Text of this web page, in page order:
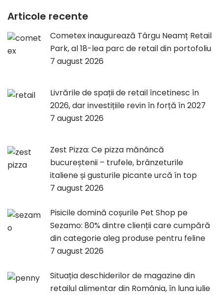
Articole recente
Cometex inaugurează Târgu Neamț Retail
Park, al 18-lea parc de retail din portofoliu
7 august 2026
Livrările de spații de retail încetinesc în
2026, dar investițiile revin în forță în 2027
7 august 2026
Zest Pizza: Ce pizza mănâncă
bucureștenii – trufele, brânzeturile
italiene și gusturile picante urcă în top
7 august 2026
Pisicile domină coșurile Pet Shop pe
Sezamo: 80% dintre clienții care cumpără
din categorie aleg produse pentru feline
7 august 2026
Situația deschiderilor de magazine din
retailul alimentar din România, în luna iulie